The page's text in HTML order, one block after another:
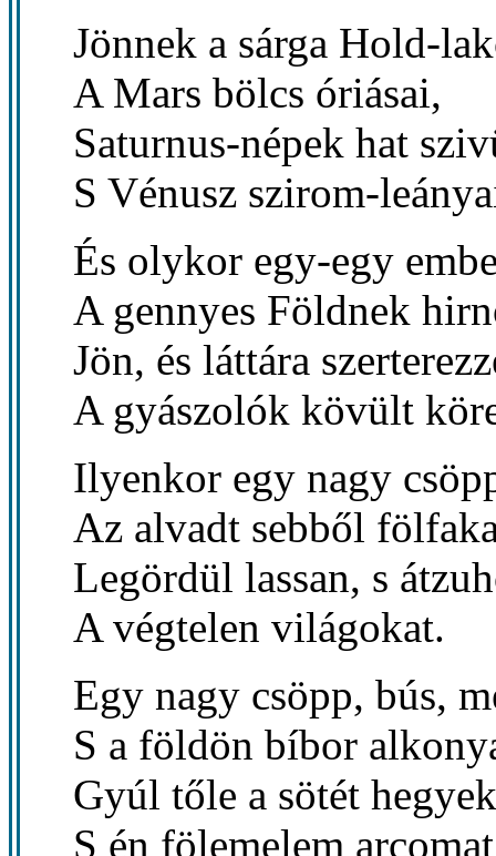
Jönnek a sárga Hold-
A Mars bölcs óriásai,
Saturnus-népek hat
S Vénusz szirom-
És olykor egy-egy
A gennyes Földnek
Jön, és láttára
A gyászolók kövült
Ilyenkor egy nagy
Az alvadt sebből
Legördül lassan, s
A végtelen világokat.
Egy nagy csöpp, bús,
S a földön bíbor
Gyúl tőle a sötét
S én fölemelem